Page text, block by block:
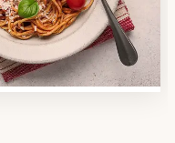
zu Ihnen passt.
Überblick über die